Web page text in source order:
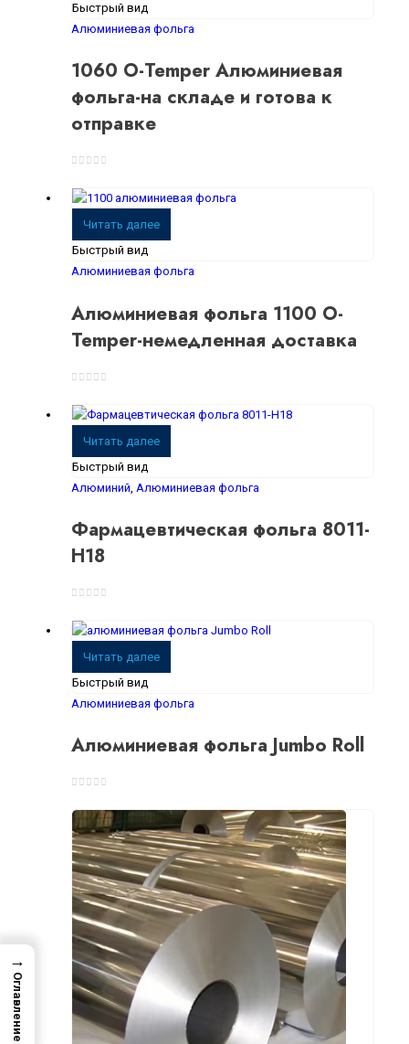
Быстрый вид
Алюминиевая фольга
1060 O-Temper Алюминиевая
фольга-на складе и готова к
отправке
Читать далее
Быстрый вид
Алюминиевая фольга
Алюминиевая фольга 1100 O-
Temper-немедленная доставка
Читать далее
Быстрый вид
Алюминий Алюминиевая фольга
Фармацевтическая фольга 8011-
H18
Читать далее
Быстрый вид
Алюминиевая фольга
Алюминиевая фольга Jumbo Roll
→
Оглавление